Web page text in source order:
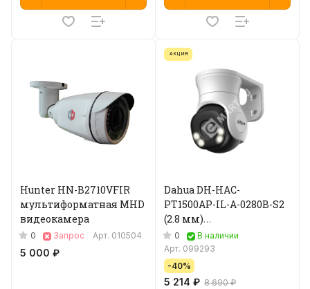
Hunter HN-B2710VFIR
мультиформатная MHD
видеокамера
0 Запрос Арт. 010504
5 000 ₽
АКЦИЯ
Dahua DH-HAC-
PT1500AP-IL-A-0280B-S2
(2.8 мм)
Мультиформатная MHD
видеокамера
0
В наличии
Арт. 099293
-40%
5 214 ₽ 8 690 ₽